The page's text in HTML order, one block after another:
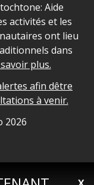
Aide
activités et les
ont lieu
dans
plus.
afin dêtre
à venir.
2026